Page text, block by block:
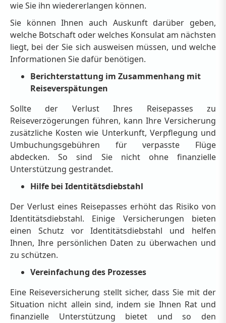
wie Sie ihn wiedererlangen können.
Sie können Ihnen auch Auskunft darüber geben,
welche Botschaft oder welches Konsulat am nächsten
liegt, bei der Sie sich ausweisen müssen, und welche
Informationen Sie dafür benötigen.
Berichterstattung im Zusammenhang mit
Reiseverspätungen
Sollte der Verlust Ihres Reisepasses zu
Reiseverzögerungen führen, kann Ihre Versicherung
zusätzliche Kosten wie Unterkunft, Verpflegung und
Umbuchungsgebühren für verpasste Flüge
abdecken. So sind Sie nicht ohne finanzielle
Unterstützung gestrandet.
Hilfe bei Identitätsdiebstahl
Der Verlust eines Reisepasses erhöht das Risiko von
Identitätsdiebstahl. Einige Versicherungen bieten
einen Schutz vor Identitätsdiebstahl und helfen
Ihnen, Ihre persönlichen Daten zu überwachen und
zu schützen.
Vereinfachung des Prozesses
Eine Reiseversicherung stellt sicher, dass Sie mit der
Situation nicht allein sind, indem sie Ihnen Rat und
finanzielle Unterstützung bietet und so den